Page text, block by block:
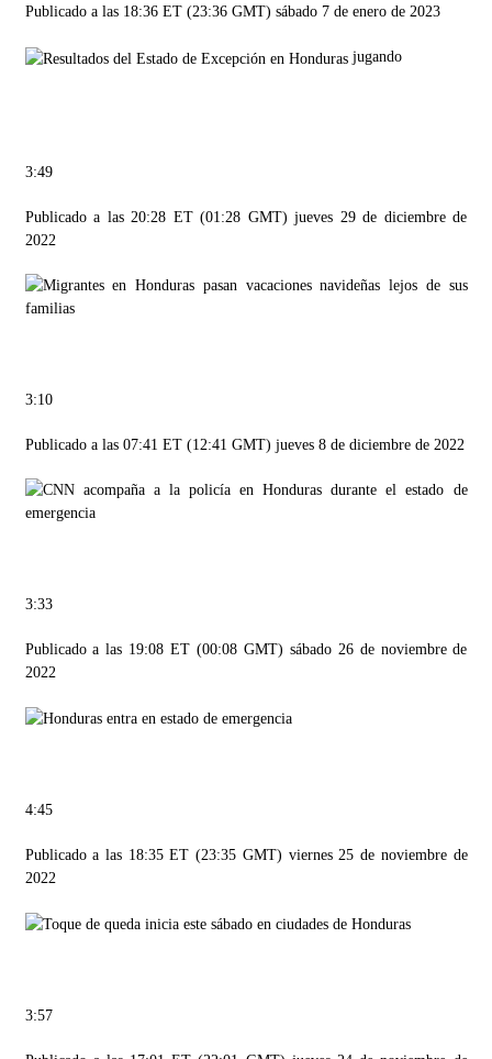
Publicado a las 18:36 ET (23:36 GMT) sábado 7 de enero de 2023
jugando
3:49
Publicado a las 20:28 ET (01:28 GMT) jueves 29 de diciembre de
2022
3:10
Publicado a las 07:41 ET (12:41 GMT) jueves 8 de diciembre de 2022
3:33
Publicado a las 19:08 ET (00:08 GMT) sábado 26 de noviembre de
2022
4:45
Publicado a las 18:35 ET (23:35 GMT) viernes 25 de noviembre de
2022
3:57